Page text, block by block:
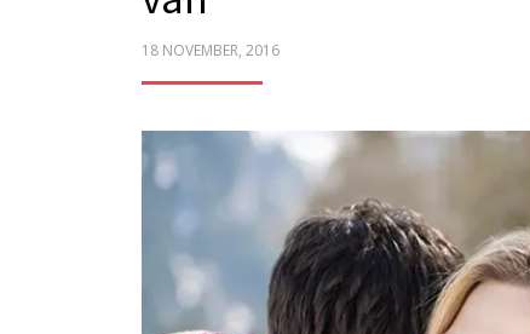
POSTED
18 NOVEMBER, 2016